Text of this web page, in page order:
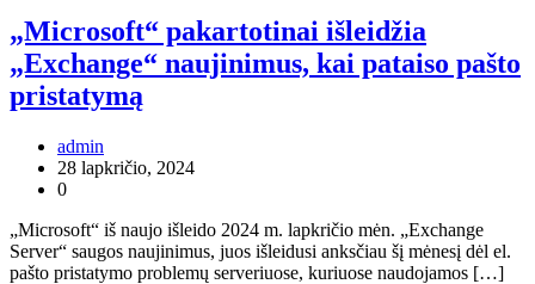
„Microsoft“ pakartotinai išleidžia
„Exchange“ naujinimus, kai pataiso pašto
pristatymą
admin
28 lapkričio, 2024
0
„Microsoft“ iš naujo išleido 2024 m. lapkričio mėn. „Exchange
Server“ saugos naujinimus, juos išleidusi anksčiau šį mėnesį dėl el.
pašto pristatymo problemų serveriuose, kuriuose naudojamos […]